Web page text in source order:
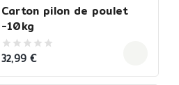
Carton pilon de poulet
-10kg
0
of
32,99 €